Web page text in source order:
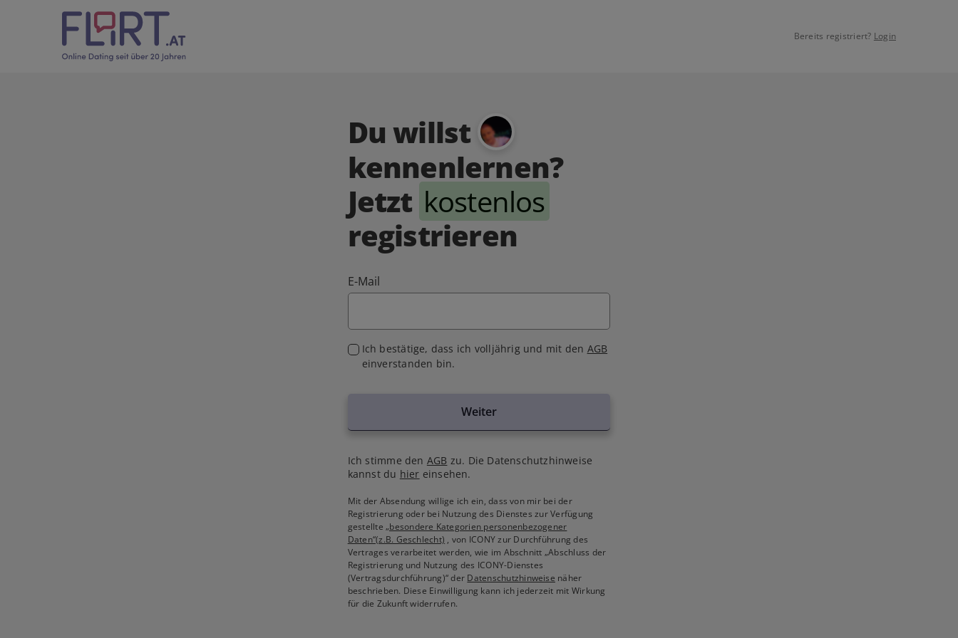
Bereits registriert? Login
Du willst
kennenlernen?
Jetzt kostenlos
registrieren
E-Mail
Ich bestätige, dass ich volljährig und mit den AGB
einverstanden bin.
Weiter
Ich stimme den AGB zu. Die Datenschutzhinweise
kannst du hier einsehen.
Mit der Absendung willige ich ein, dass von mir bei der
Registrierung oder bei Nutzung des Dienstes zur Verfügung
gestellte„besondere Kategorien personenbezogener
Daten“(z.B. Geschlecht) , von ICONY zur Durchführung des
Vertrages verarbeitet werden, wie im Abschnitt „Abschluss der
Registrierung und Nutzung des ICONY-Dienstes
(Vertragsdurchführung)“ der Datenschutzhinweise näher
beschrieben. Diese Einwilligung kann ich jederzeit mit Wirkung
für die Zukunft widerrufen.